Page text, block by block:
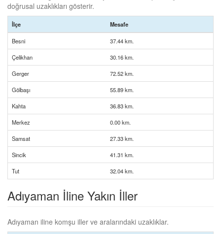
doğrusal uzaklıkları gösterir.
İlçe Mesafe
Besni 37.44 km.
Çelikhan 30.16 km.
Gerger 72.52 km.
Gölbaşı 55.89 km.
Kahta 36.83 km.
Merkez 0.00 km.
Samsat 27.33 km.
Sincik 41.31 km.
Tut 32.04 km.
Adıyaman İline Yakın İller
Adıyaman iline komşu iller ve aralarındaki uzaklıklar.